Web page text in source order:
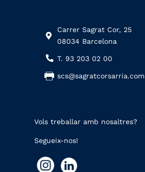
Carrer Sagrat Cor, 25
08034 Barcelona
T. 93 203 02 00
scs@sagratcorsarria.com
Vols treballar amb nosaltres?
Segueix-nos!